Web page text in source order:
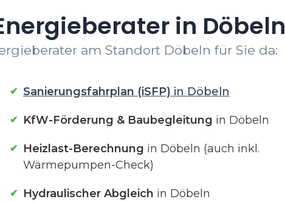
in Döbeln
am Standort Döbeln für Sie da:
Sanierungsfahrplan (iSFP) in Döbeln
KfW-Förderung & Baubegleitung in Döbeln
Heizlast-Berechnung in Döbeln (auch inkl.
Wärmepumpen-Check)
Hydraulischer Abgleich in Döbeln